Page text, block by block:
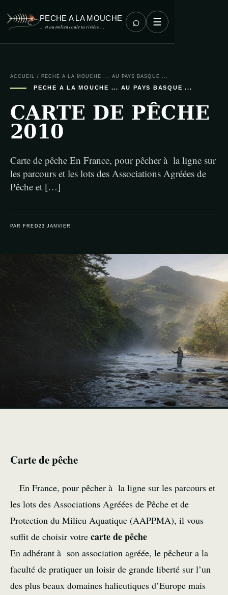
PECHE A LA MOUCHE
… et au milieu coule ta rivière … ⌕ ☰
ACCUEIL / PECHE A LA MOUCHE ... AU PAYS BASQUE ...
PECHE A LA MOUCHE ... AU PAYS BASQUE ...
CARTE DE PÊCHE
2010
Carte de pêche En France, pour pêcher à la ligne sur
les parcours et les lots des Associations Agréées de
Pêche et […]
PAR FRED 23 JANVIER
Carte de pêche
En France, pour pêcher à la ligne sur les parcours et
les lots des Associations Agréées de Pêche et de
Protection du Milieu Aquatique (AAPPMA), il vous
suffit de choisir votre carte de pêche
En adhérant à son association agréée, le pêcheur a la
faculté de pratiquer un loisir de grande liberté sur l’un
des plus beaux domaines halieutiques d’Europe mais